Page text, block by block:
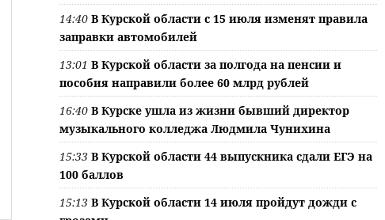
14:40 В Курской области с 15 июля изменят правила
заправки автомобилей
13:01 В Курской области за полгода на пенсии и
пособия направили более 60 млрд рублей
16:40 В Курске ушла из жизни бывший директор
музыкального колледжа Людмила Чунихина
15:33 В Курской области 44 выпускника сдали ЕГЭ на
100 баллов
15:13 В Курской области 14 июля пройдут дожди с